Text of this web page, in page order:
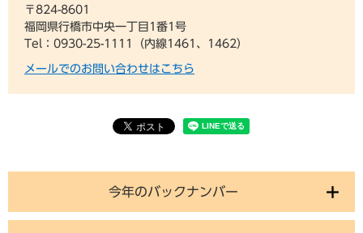
今年のバックナンバー
〒824-8601
福岡県行橋市中央一丁目1番1号
Tel：0930-25-1111（内線1461、1462）
メールでのお問い合わせはこちら